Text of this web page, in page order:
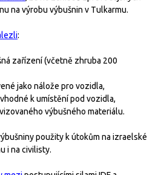
na výrobu výbušnin v Tulkarmu.
:
zařízení (včetně zhruba 200
jako nálože pro vozidla,
k umístění pod vozidla,
výbušného materiálu.
použity k útokům na izraelské
i na civilisty.